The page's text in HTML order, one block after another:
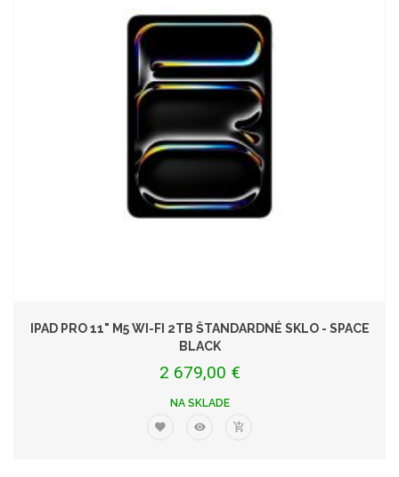
IPAD PRO 11" M5 WI-FI 2TB ŠTANDARDNÉ SKLO - SPACE
BLACK
2 679,00 €
NA SKLADE